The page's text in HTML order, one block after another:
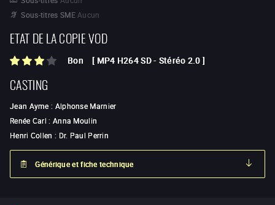
Sous-titres SME Aucun
ETAT DE LA COPIE VOD
Bon [ MP4 H264 SD- Stéréo 2.0 ]
CASTING
Jean Ayme : Alphonse Marnier
Renée Carl : Anna Moulin
Henri Collen : Dr. Paul Perrin
Générique et fiche technique